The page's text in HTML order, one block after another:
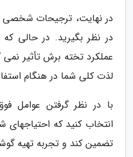
در نهایت، ترجیحات شخصی
در نظر بگیرید. در حالی
عملکرد تخته برش تأثیر نمی
لذت کلی شما در هنگام
با در نظر گرفتن عوامل
انتخاب کنید که احتیاجهای
تضمین کند و تجربه تهیه